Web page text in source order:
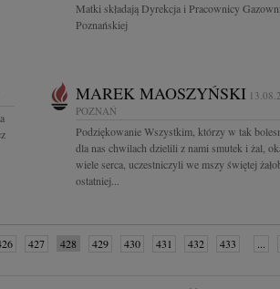
Matki składają Dyrekcja i Pracownicy Gazowni
Poznańskiej
MAREK MAOSZYŃSKI
POZNAŃ
Podziękowanie Wszystkim, którzy w tak
dla nas chwilach dzielili z nami smutek i żal,
wiele serca, uczestniczyli we mszy świętej
ostatniej...
427 428 429 430 431 432 433 ...